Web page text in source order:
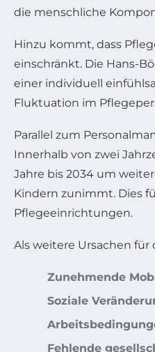
die menschliche
Hinzu kommt, dass
einschränkt. Die Hans-
einer individuell
Fluktuation im
Parallel zum
Innerhalb von zwei
Jahre bis 2034 um
Kindern zunimmt. Dies
Pflegeeinrichtungen.
Als weitere Ursachen
Zunehmende
Soziale
Fehlende